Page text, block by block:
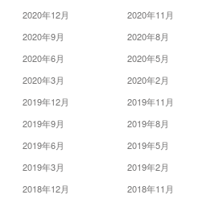
2020年12月
2020年11月
2020年9月
2020年8月
2020年6月
2020年5月
2020年3月
2020年2月
2019年12月
2019年11月
2019年9月
2019年8月
2019年6月
2019年5月
2019年3月
2019年2月
2018年12月
2018年11月